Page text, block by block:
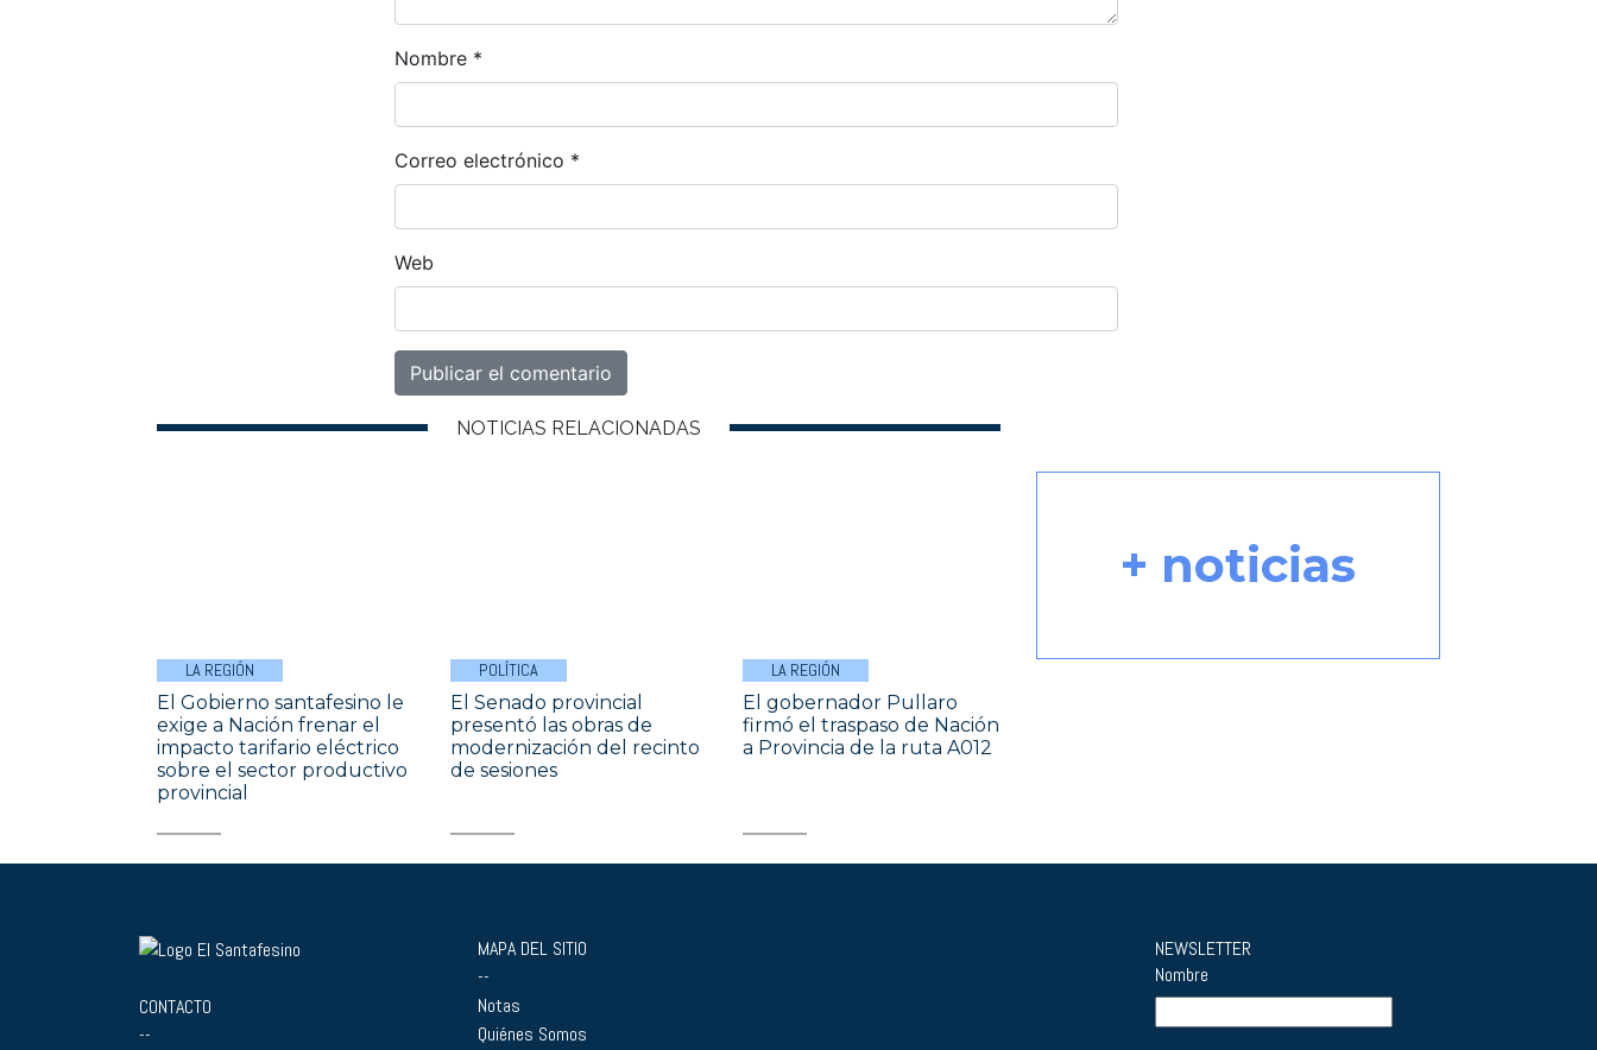
Nombre *
Correo electrónico *
Web
NOTICIAS RELACIONADAS
LA REGIÓN
El Gobierno santafesino le
exige a Nación frenar el
impacto tarifario eléctrico
sobre el sector productivo
provincial
POLÍTICA
El Senado provincial
presentó las obras de
modernización del recinto
de sesiones
LA REGIÓN
El gobernador Pullaro
firmó el traspaso de Nación
a Provincia de la ruta A012
+ noticias
CONTACTO
--
MAPA DEL SITIO
--
Notas
Quiénes Somos
NEWSLETTER
Nombre